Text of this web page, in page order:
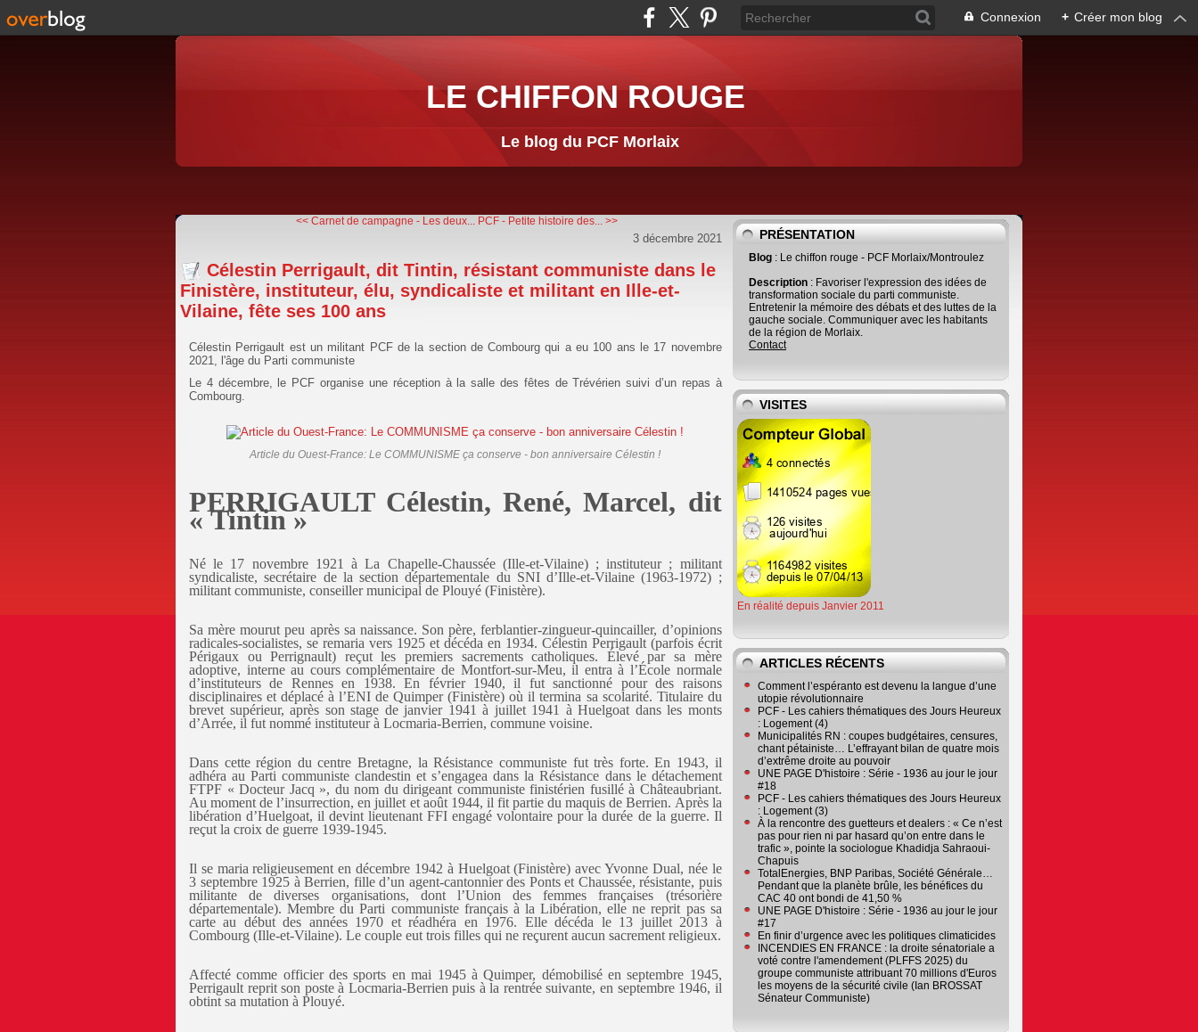
Connexion + Créer mon blog
LE CHIFFON ROUGE
Le blog du PCF Morlaix
<< Carnet de campagne - Les deux... PCF - Petite histoire des... >>
3 décembre 2021
Célestin Perrigault, dit Tintin, résistant communiste dans le
Finistère, instituteur, élu, syndicaliste et militant en Ille-et-
Vilaine, fête ses 100 ans
Célestin Perrigault est un militant PCF de la section de Combourg qui a eu 100 ans le 17 novembre
2021, l'âge du Parti communiste
Le 4 décembre, le PCF organise une réception à la salle des fêtes de Trévérien suivi d’un repas à
Combourg.
Article du Ouest-France: Le COMMUNISME ça conserve - bon anniversaire Célestin !
PERRIGAULT Célestin, René, Marcel, dit
« Tintin »
Né le 17 novembre 1921 à La Chapelle-Chaussée (Ille-et-Vilaine) ; instituteur ; militant
syndicaliste, secrétaire de la section départementale du SNI d’Ille-et-Vilaine (1963-1972) ;
militant communiste, conseiller municipal de Plouyé (Finistère).
Sa mère mourut peu après sa naissance. Son père, ferblantier-zingueur-quincailler, d’opinions
radicales-socialistes, se remaria vers 1925 et décéda en 1934. Célestin Perrigault (parfois écrit
Périgaux ou Perrignault) reçut les premiers sacrements catholiques. Élevé par sa mère
adoptive, interne au cours complémentaire de Montfort-sur-Meu, il entra à l’École normale
d’instituteurs de Rennes en 1938. En février 1940, il fut sanctionné pour des raisons
disciplinaires et déplacé à l’ENI de Quimper (Finistère) où il termina sa scolarité. Titulaire du
brevet supérieur, après son stage de janvier 1941 à juillet 1941 à Huelgoat dans les monts
d’Arrée, il fut nommé instituteur à Locmaria-Berrien, commune voisine.
Dans cette région du centre Bretagne, la Résistance communiste fut très forte. En 1943, il
adhéra au Parti communiste clandestin et s’engagea dans la Résistance dans le détachement
FTPF « Docteur Jacq », du nom du dirigeant communiste finistérien fusillé à Châteaubriant.
Au moment de l’insurrection, en juillet et août 1944, il fit partie du maquis de Berrien. Après la
libération d’Huelgoat, il devint lieutenant FFI engagé volontaire pour la durée de la guerre. Il
reçut la croix de guerre 1939-1945.
Il se maria religieusement en décembre 1942 à Huelgoat (Finistère) avec Yvonne Dual, née le
3 septembre 1925 à Berrien, fille d’un agent-cantonnier des Ponts et Chaussée, résistante, puis
militante de diverses organisations, dont l’Union des femmes françaises (trésorière
départementale). Membre du Parti communiste français à la Libération, elle ne reprit pas sa
carte au début des années 1970 et réadhéra en 1976. Elle décéda le 13 juillet 2013 à
Combourg (Ille-et-Vilaine). Le couple eut trois filles qui ne reçurent aucun sacrement religieux.
Affecté comme officier des sports en mai 1945 à Quimper, démobilisé en septembre 1945,
Perrigault reprit son poste à Locmaria-Berrien puis à la rentrée suivante, en septembre 1946, il
obtint sa mutation à Plouyé.
PRÉSENTATION
Blog : Le chiffon rouge - PCF Morlaix/Montroulez
Description : Favoriser l'expression des idées de
transformation sociale du parti communiste.
Entretenir la mémoire des débats et des luttes de la
gauche sociale. Communiquer avec les habitants
de la région de Morlaix.
Contact
VISITES
En réalité depuis Janvier 2011
ARTICLES RÉCENTS
Comment l’espéranto est devenu la langue d’une
utopie révolutionnaire
PCF - Les cahiers thématiques des Jours Heureux
: Logement (4)
Municipalités RN : coupes budgétaires, censures,
chant pétainiste… L’effrayant bilan de quatre mois
d’extrême droite au pouvoir
UNE PAGE D'histoire : Série - 1936 au jour le jour
#18
PCF - Les cahiers thématiques des Jours Heureux
: Logement (3)
À la rencontre des guetteurs et dealers : « Ce n’est
pas pour rien ni par hasard qu’on entre dans le
trafic », pointe la sociologue Khadidja Sahraoui-
Chapuis
TotalEnergies, BNP Paribas, Société Générale…
Pendant que la planète brûle, les bénéfices du
CAC 40 ont bondi de 41,50 %
UNE PAGE D'histoire : Série - 1936 au jour le jour
#17
En finir d’urgence avec les politiques climaticides
INCENDIES EN FRANCE : la droite sénatoriale a
voté contre l'amendement (PLFFS 2025) du
groupe communiste attribuant 70 millions d'Euros
les moyens de la sécurité civile (Ian BROSSAT
Sénateur Communiste)